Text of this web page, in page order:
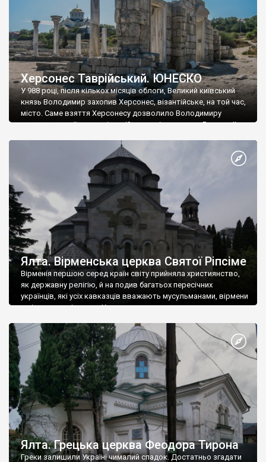
Херсонес Таврійський. ЮНЕСКО
У 988 році, після кількох місяців облоги, Великий київський
князь Володимир захопив Херсонес, візантійське, на той час,
місто. Саме взяття Херсонесу дозволило Володимиру
диктувати свої умови візантійському імператору Василю ІІ, та
Херсонесі Володимир-язичник, став Василем-християнином.
А потім було Хрещення Русі. На честь Херсонесу Таврійського
Ялта. Вірменська церква Святої Ріпсіме
Вірменія першою серед країн світу прийняла християнство,
як державну релігію, й на подив багатьох пересічних
українців, які усіх кавказців вважають мусульманами, вірмени
є відданими вірянами Христа
Ялта. Грецька церква Феодора Тирона
Греки залишили Україні чималий спадок. Достатньо згадати